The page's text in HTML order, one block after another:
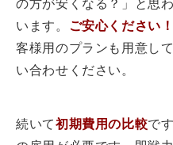
の方が安くなる？」と思
います。 ご安心ください！
客様用のプランも用意し
い合わせください。
続いて初期費用の比較で